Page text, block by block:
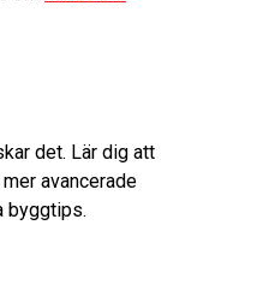
det. Lär dig att
avancerade
byggtips.